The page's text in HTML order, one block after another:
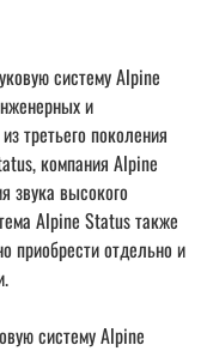
систему Alpine
и
третьего поколения
компания Alpine
звука высокого
Alpine Status также
приобрести отдельно и
систему Alpine